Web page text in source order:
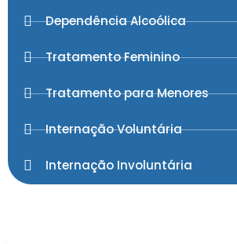
Dependência Alcoólica
Tratamento Feminino
Tratamento para Menores
Internação Voluntária
Internação Involuntária